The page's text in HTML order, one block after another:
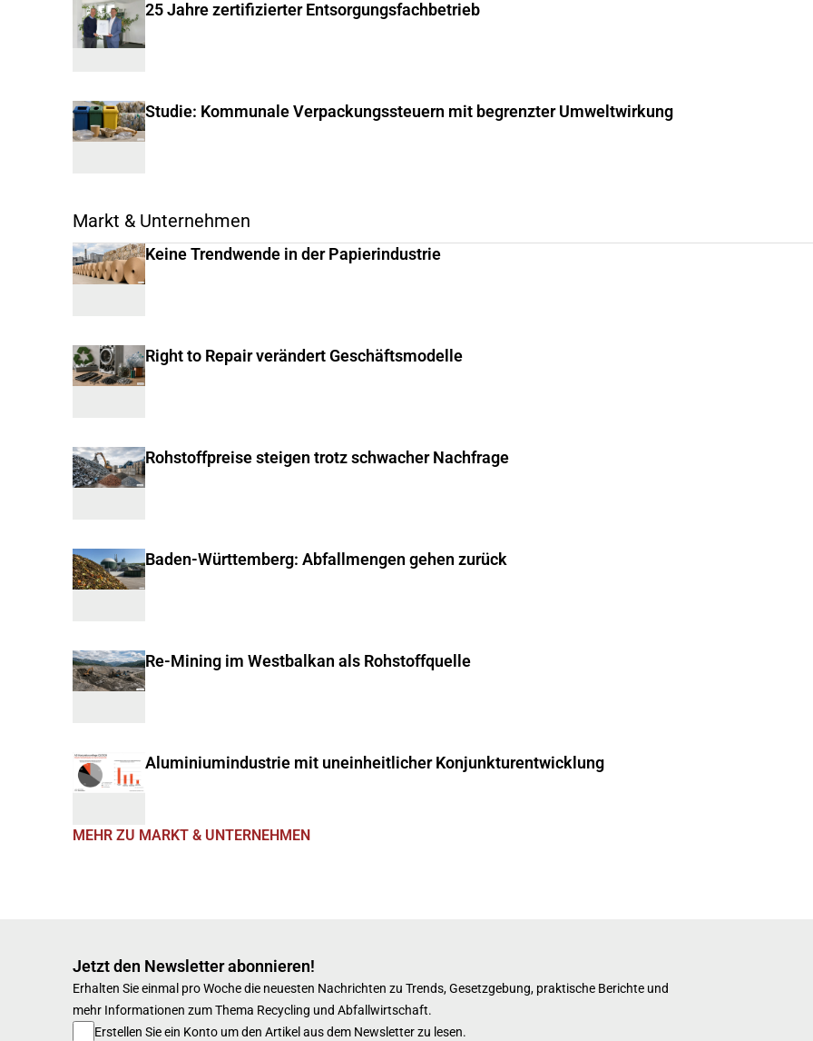
25 Jahre zertifizierter Entsorgungsfachbetrieb
Studie: Kommunale Verpackungssteuern mit begrenzter Umweltwirkung
Markt & Unternehmen
Keine Trendwende in der Papierindustrie
Right to Repair verändert Geschäftsmodelle
Rohstoffpreise steigen trotz schwacher Nachfrage
Baden-Württemberg: Abfallmengen gehen zurück
Re-Mining im Westbalkan als Rohstoffquelle
Aluminiumindustrie mit uneinheitlicher Konjunkturentwicklung
MEHR ZU MARKT & UNTERNEHMEN
Jetzt den Newsletter abonnieren!
Erhalten Sie einmal pro Woche die neuesten Nachrichten zu Trends, Gesetzgebung, praktische Berichte und
mehr Informationen zum Thema Recycling und Abfallwirtschaft.
Erstellen Sie ein Konto um den Artikel aus dem Newsletter zu lesen.